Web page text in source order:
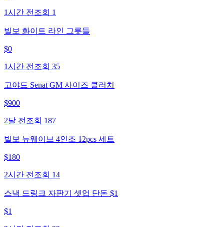
1시간 전 조회 1
빌보 화이트 라인 그릇들
$0
1시간 전 조회 35
고야드 Senat GM 사이즈 클러치
$900
2달 전 조회 187
빌보 뉴웨이브 4인조 12pcs 세트
$180
2시간 전 조회 14
스낵 드링크 자판기 셋업 단돈 $1
$1